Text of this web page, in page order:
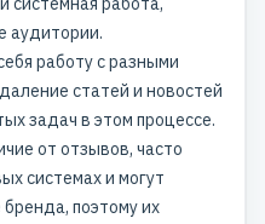
аудитории.
работу с разными
статей и новостей
задач в этом процессе.
от отзывов, часто
системах и могут
поэтому их